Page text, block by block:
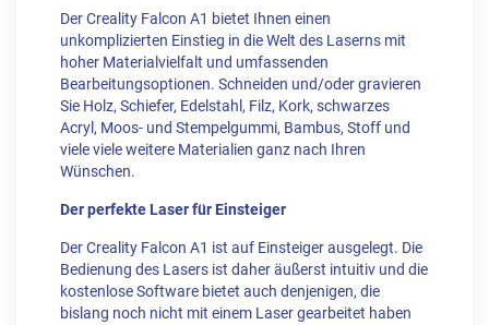
Der Creality Falcon A1 bietet Ihnen einen
unkomplizierten Einstieg in die Welt des Laserns mit
hoher Materialvielfalt und umfassenden
Bearbeitungsoptionen. Schneiden und/oder gravieren
Sie Holz, Schiefer, Edelstahl, Filz, Kork, schwarzes
Acryl, Moos- und Stempelgummi, Bambus, Stoff und
viele viele weitere Materialien ganz nach Ihren
Wünschen.
Der perfekte Laser für Einsteiger
Der Creality Falcon A1 ist auf Einsteiger ausgelegt. Die
Bedienung des Lasers ist daher äußerst intuitiv und die
kostenlose Software bietet auch denjenigen, die
bislang noch nicht mit einem Laser gearbeitet haben